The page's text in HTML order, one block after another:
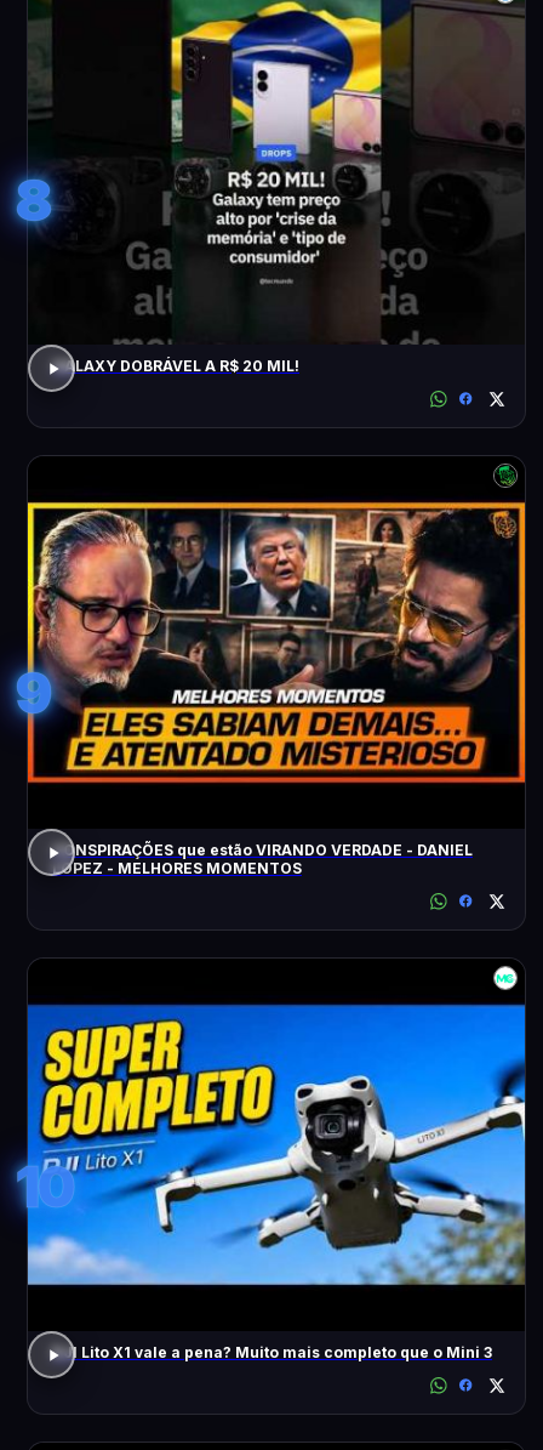
8
GALAXY DOBRÁVEL A R$ 20 MIL!
9
CONSPIRAÇÕES que estão VIRANDO VERDADE - DANIEL
LOPEZ - MELHORES MOMENTOS
10
DJI Lito X1 vale a pena? Muito mais completo que o Mini 3